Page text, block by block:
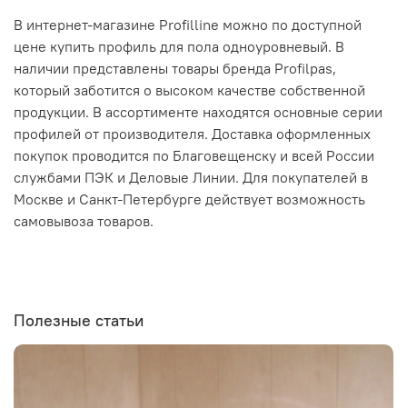
В интернет-магазине Profilline можно по доступной
цене купить профиль для пола одноуровневый. В
наличии представлены товары бренда Profilpas,
который заботится о высоком качестве собственной
продукции. В ассортименте находятся основные серии
профилей от производителя. Доставка оформленных
покупок проводится по Благовещенску и всей России
службами ПЭК и Деловые Линии. Для покупателей в
Москве и Санкт-Петербурге действует возможность
самовывоза товаров.
Полезные статьи